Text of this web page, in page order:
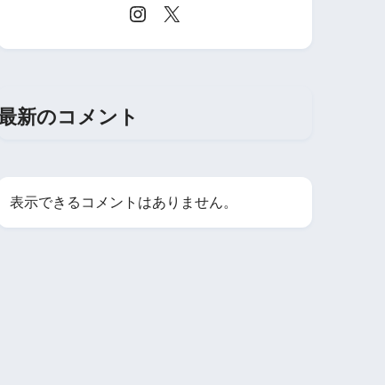
新のコメント
表示できるコメントはありません。